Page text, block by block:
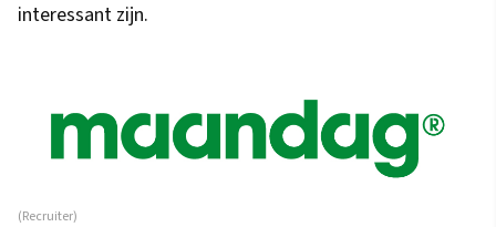
interessant zijn.
(Recruiter)